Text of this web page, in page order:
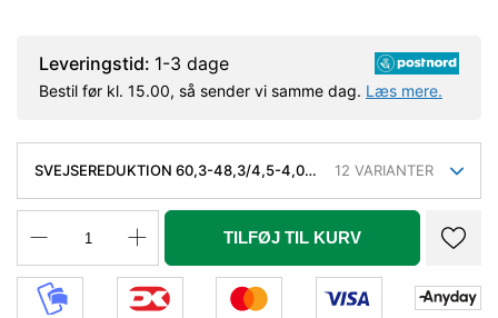
Leveringstid: 1-3 dage
Bestil før kl. 15.00, så sender vi samme dag. Læs mere.
SVEJSEREDUKTION 60,3-48,3/4,5-4,0
TYPE B
12 VARIANTER
TILFØJ TIL KURV